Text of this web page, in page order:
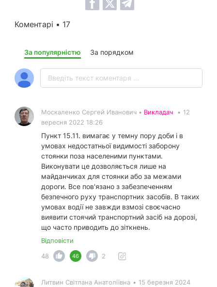
Коментарі • 17
За популярністю За порядком
Москаленко Сергей Иванович • Викладач • 12
вересня 2022 18:26
Пункт 15.11. вимагає у темну пору доби і в
умовах недостатньої видимості заборону
стоянки поза населеними пунктами.
Виконувати це дозволяється лише на
майданчиках для стоянки або за межами
дороги. Все пов'язано з забезпеченням
безпечного руху транспортних засобів. В таких
умовах водії не завжди взмозі своєчасно
виявити стоячий транспортний засіб на дорозі,
що часто приводить до зіткнень.
Відповісти
48
46 2
Литвин Світлана Анатоліївна • 15 березня 2024